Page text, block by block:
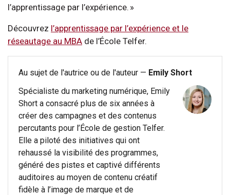
l’apprentissage par l’expérience. »
Découvrez l’apprentissage par l’expérience et le
réseautage au MBA de l’École Telfer.
Au sujet de l'autrice ou de l'auteur — Emily Short
Spécialiste du marketing numérique, Emily
Short a consacré plus de six années à
créer des campagnes et des contenus
percutants pour l’École de gestion Telfer.
Elle a piloté des initiatives qui ont
rehaussé la visibilité des programmes,
généré des pistes et captivé différents
auditoires au moyen de contenu créatif
fidèle à l’image de marque et de